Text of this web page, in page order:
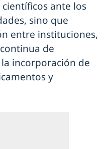
ante los
sino que
entre instituciones,
de
incorporación de
y